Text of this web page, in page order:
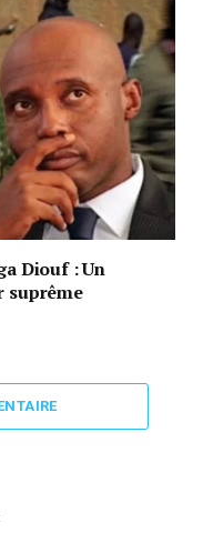
Diouf : Un
suprême